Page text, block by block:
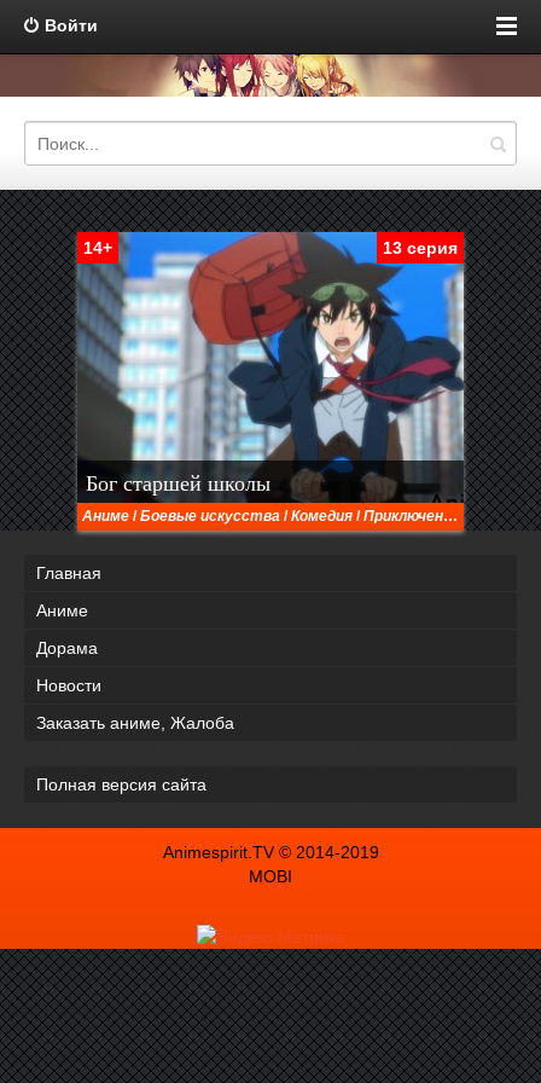
Войти
13 серия
14+
Бог старшей школы
Аниме /Боевые искусства /Комедия /Приключения /
Главная
Аниме
Дорама
Новости
Заказать аниме, Жалоба
Полная версия сайта
Animespirit.TV © 2014-2019
MOBI